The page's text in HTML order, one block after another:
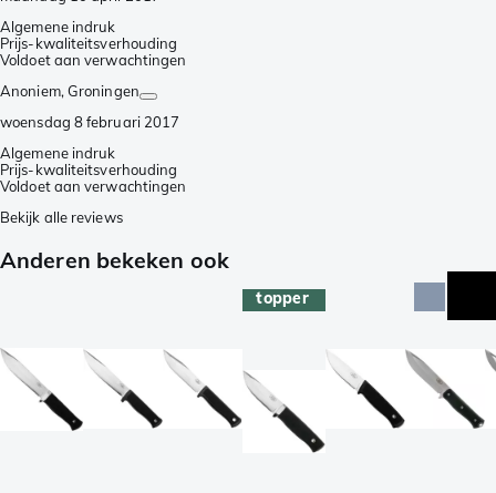
Algemene indruk
Prijs-kwaliteitsverhouding
Voldoet aan verwachtingen
Anoniem, Groningen
woensdag 8 februari 2017
Algemene indruk
Prijs-kwaliteitsverhouding
Voldoet aan verwachtingen
Bekijk alle reviews
Anderen bekeken ook
topper